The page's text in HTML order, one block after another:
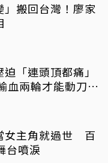
」搬回台灣！廖家
「連頭頂都痛」
血兩輪才能動刀」
女主角就過世 百
台噴淚